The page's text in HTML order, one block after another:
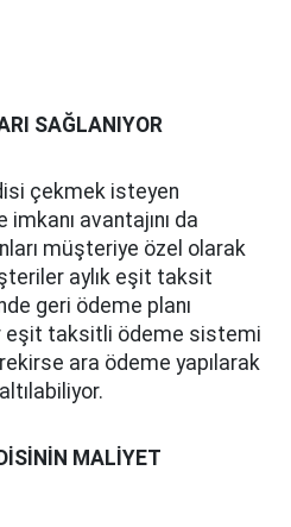
SAĞLANIYOR
çekmek isteyen
avantajını da
müşteriye özel olarak
aylık eşit taksit
geri ödeme planı
eşit taksitli ödeme sistemi
ara ödeme yapılarak
MALİYET